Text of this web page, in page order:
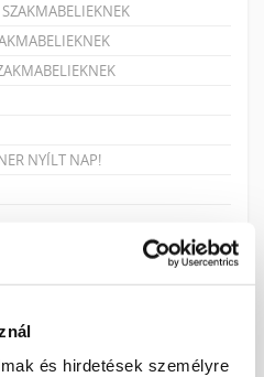
és hirdetések személyre
NYÍLT NAP!